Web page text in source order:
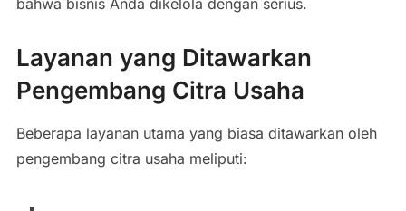
bahwa bisnis Anda dikelola dengan serius.
Layanan yang Ditawarkan
Pengembang Citra Usaha
Beberapa layanan utama yang biasa ditawarkan oleh
pengembang citra usaha meliputi: